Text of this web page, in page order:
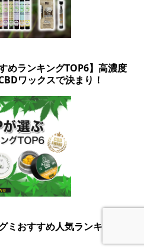
めランキングTOP6】高濃度
ワックスで決まり！
ミおすすめ人気ランキング